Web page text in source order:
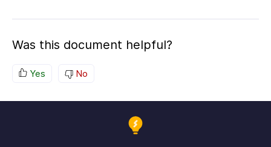
Was this document helpful?
Yes No